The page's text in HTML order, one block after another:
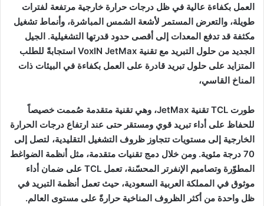
العمل بكفاءة عالية في ظل درجات حرارة خارجية مرتفعة لفترات
طويلة، والتعرض المستمر لأشعة الشمس المباشرة، وأنماط تشغيل
مكثفة قد تدفع المعدات إلى أقصى حدود قدرتها التشغيلية. الجيل
الجديد من حلول التبريد مع تقنية VoxIN JetMax استجابةً للطلب
المتزايد على حلول تبريد قادرة على العمل بكفاءة في البيئات ذات
المناخ القاسي،
طورت TCL تقنية JetMax، وهي تقنية متقدمة صُممت خصيصاً
للحفاظ على أداء تبريد قوي ومستقر حتى عند ارتفاع درجات الحرارة
الخارجية إلى مستويات تتجاوز ظروف التشغيل التقليدية، لتصل إلى
70 درجة مئوية. ومن خلال دمج تقنيات متقدمة، مثل أنظمة الضواغط
المطوّرة وتصاميم الإنفرتر المحسّنة، تعمل TCL على ضمان أداء
موثوق في المملكة العربية السعودية، حيث تعمل أنظمة التبريد في
ظل واحدة من أكثر الظروف المناخية حرارةً على مستوى العالم.